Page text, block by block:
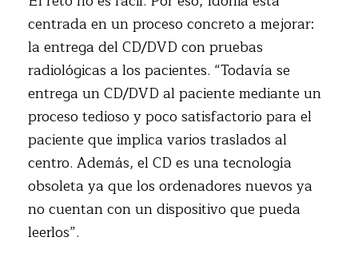
centrada en un proceso concreto a mejorar:
la entrega del CD/DVD con pruebas
radiológicas a los pacientes. “Todavía se
entrega un CD/DVD al paciente mediante un
proceso tedioso y poco satisfactorio para el
paciente que implica varios traslados al
centro. Además, el CD es una tecnología
obsoleta ya que los ordenadores nuevos ya
no cuentan con un dispositivo que pueda
leerlos”.